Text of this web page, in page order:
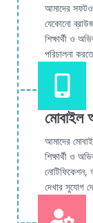
আমাদের
যেকোনো
শিক্ষার্থী ও
পরিচালনা
মোবাইল
আমাদের
শিক্ষার্থী ও
নোটিফিকেশন,
দেখার সুযোগ